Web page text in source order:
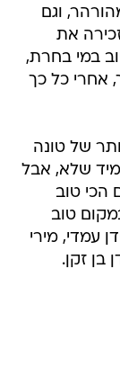
וגם
את
במי בחרת,
אחרי כל כך
של טונה
מיד שלא, אבל
הכי טוב
טוב
עמדי, מירי
בן זקן.